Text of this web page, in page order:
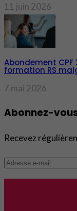
11 juin 2026
Abondement
formation RS
7 mai 2026
Abonnez-
Recevez